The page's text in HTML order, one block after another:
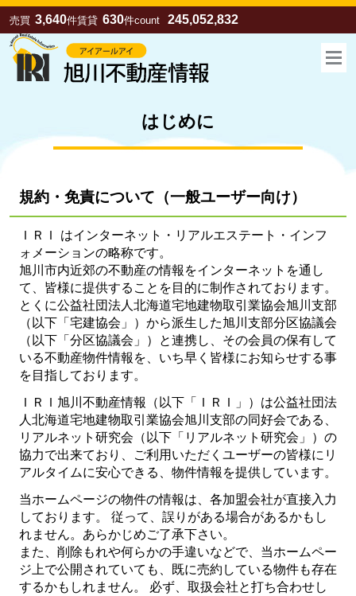
売買 3,640件賃貸 630件count 245,052,832
お気に入り 売買 賃貸
はじめに
規約・免責について （一般ユーザー向け）
ＩＲＩ はインターネット・リアルエステート・インフ
ォメーションの略称です。
旭川市内近郊の不動産の情報をインターネットを通し
て、皆様に提供することを目的に制作されております。
とくに公益社団法人北海道宅地建物取引業協会旭川支部
（以下「宅建協会」）から派生した旭川支部分区協議会
（以下「分区協議会」）と連携し、その会員の保有して
いる不動産物件情報を、いち早く皆様にお知らせする事
を目指しております。
ＩＲＩ旭川不動産情報（以下「ＩＲＩ」）は公益社団法
人北海道宅地建物取引業協会旭川支部の同好会である、
リアルネット研究会 （以下 「リアルネット研究会」） の
協力で出来ており、ご利用いただくユーザーの皆様にリ
アルタイムに安心できる、物件情報を提供しています。
当ホームページの物件の情報は、各加盟会社が直接入力
しております。 従って、誤りがある場合があるかもし
れません。あらかじめご了承下さい。
また、削除もれや何らかの手違いなどで、当ホームペー
ジ上で公開されていても、既に売約している物件も存在
するかもしれません。 必ず、取扱会社と打ち合わせし